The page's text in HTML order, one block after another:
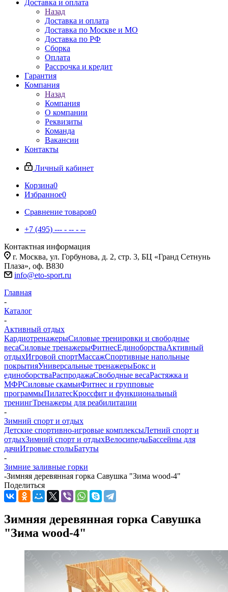
Доставка и оплата
Назад
Доставка и оплата
Доставка по Москве и МО
Доставка по РФ
Сборка
Оплата
Рассрочка и кредит
Гарантия
Компания
Назад
Компания
О компании
Реквизиты
Команда
Вакансии
Контакты
Личный кабинет
Корзина0
Избранное0
Сравнение товаров0
+7 (495) --- - -- - --
Контактная информация
г. Москва, ул. Горбунова, д. 2, стр. 3, БЦ «Гранд Сетнунь
Плаза», оф. В830
info@eto-sport.ru
Главная
-
Каталог
-
Активный отдых
КардиотренажерыСиловые тренировки и свободные
весаСиловые тренажерыФитнесЕдиноборстваАктивный
отдыхИгровой спортМассажСпортивные напольные
покрытияУниверсальные тренажерыБокс и
единоборстваРаспродажаСвободные весаРастяжка и
МФРСиловые скамьиФитнес и групповые
программыПилатесКроссфит и функциональный
тренингТренажеры для реабилитации
-
Зимний спорт и отдых
Детские спортивно-игровые комплексыЛетний спорт и
отдыхЗимний спорт и отдыхВелосипедыБассейны для
дачиИгровые столыБатуты
-
Зимние заливные горки
-Зимняя деревянная горка Савушка "Зима wood-4"
Поделиться
Зимняя деревянная горка Савушка
"Зима wood-4"